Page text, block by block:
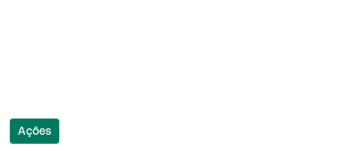
Ações